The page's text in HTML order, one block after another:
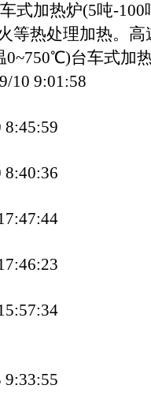
式加热炉(5吨-
等热处理加热。
台车式加
10 9:01:58
8:45:59
8:40:36
9:33:55